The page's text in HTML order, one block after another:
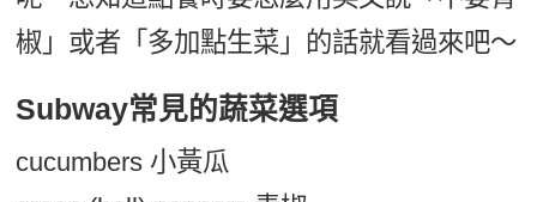
椒」或者「多加點生菜」的話就看過來吧～
Subway常見的蔬菜選項
cucumbers 小黃瓜